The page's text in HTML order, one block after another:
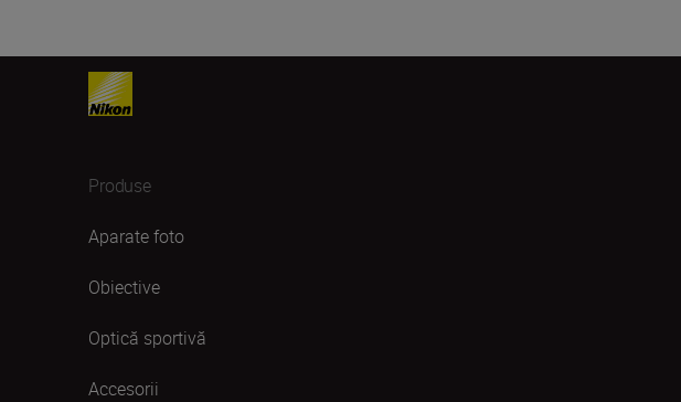
Produse
Aparate foto
Obiective
Optică sportivă
Accesorii